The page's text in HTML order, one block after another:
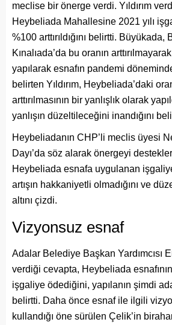
meclise bir önerge verdi. Yıldırım
Heybeliada Mahallesine 2021 yılı
%100 arttırıldığını belirtti. Büyükada,
Kınalıada’da bu oranın
yapılarak esnafın pandemi
belirten Yıldırım, Heybeliada’daki
arttırılmasının bir yanlışlık olarak
yanlışın düzeltileceğini inandığını
Heybeliadanın CHP’li meclis üyesi
Dayı’da söz alarak önergeyi
Heybeliada esnafa uygulanan
artışın hakkaniyetli olmadığını ve
altını çizdi.
Vizyonsuz esnaf
Adalar Belediye Başkan Yardımcısı
verdiği cevapta, Heybeliada
işgaliye ödediğini, yapılanın şimdi
belirtti. Daha önce esnaf ile ilgili
kullandığı öne sürülen Çelik’in